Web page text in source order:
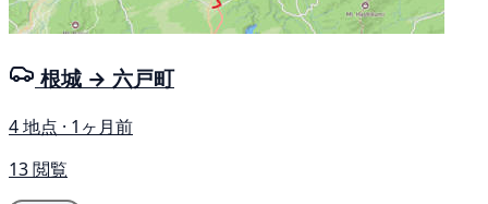
根城 → 六戸町
4 地点 · 1ヶ月前
13 閲覧